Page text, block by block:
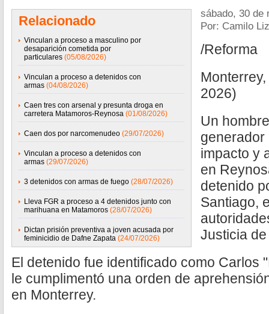
Relacionado
Vinculan a proceso a masculino por
desaparición cometida por
particulares (05/08/2026)
Vinculan a proceso a detenidos con
armas (04/08/2026)
Caen tres con arsenal y presunta droga en
carretera Matamoros-Reynosa (01/08/2026)
Caen dos por narcomenudeo (29/07/2026)
Vinculan a proceso a detenidos con
armas (29/07/2026)
3 detenidos con armas de fuego (28/07/2026)
Lleva FGR a proceso a 4 detenidos junto con
marihuana en Matamoros (28/07/2026)
Dictan prisión preventiva a joven acusada por
feminicidio de Dafne Zapata (24/07/2026)
sábado, 30 de
Por: Camilo
/Reforma
2026)
Un
generador
impacto y
en
detenido
Santiago,
Justicia
El detenido fue identificado como Carlos
le cumplimentó una orden de
en Monterrey.